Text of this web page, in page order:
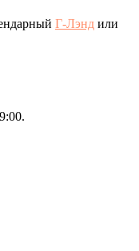
Г-Лэнд или